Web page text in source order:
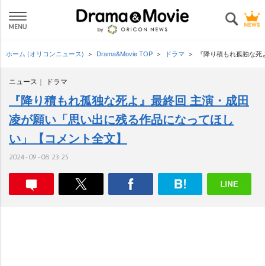
ホーム (オリコンニュース) Drama&Movie TOP ドラマ 『降り積もれ孤独な
ニュース ドラマ
『降り積もれ孤独な死よ』最終回 主演・成田
凌が願い「思い出に残る作品になってほし
い」【コメント全文】
2024-09-08 23:25